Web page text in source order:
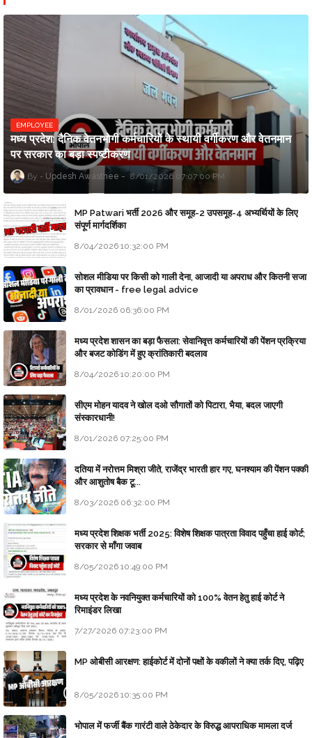
EMPLOYEE
मध्य प्रदेश: दैनिक वेतनभोगी कर्मचारियों के स्थायी वर्गीकरण और वेतनमान
पर सरकार का बड़ा स्पष्टीकरण
Updesh Awasthee 8/01/2026 07:07:00 PM
MP Patwari भर्ती 2026 और समूह-2 उपसमूह-4 अभ्यर्थियों के लिए
संपूर्ण मार्गदर्शिका
8/04/2026 10:32:00 PM
सोशल मीडिया पर किसी को गाली देना, आजादी या अपराध और कितनी सजा
का प्रावधान - free legal advice
8/01/2026 06:36:00 PM
मध्य प्रदेश शासन का बड़ा फैसला: सेवानिवृत्त कर्मचारियों की पेंशन प्रक्रिया
और बजट कोडिंग में हुए क्रांतिकारी बदलाव
8/04/2026 10:20:00 PM
सीएम मोहन यादव ने खोल दओ सौगातों को पिटारा, भैया, बदल जाएगी
संस्कारधानी!
8/01/2026 07:25:00 PM
दतिया में नरोत्तम मिश्रा जीते, राजेंद्र भारती हार गए, घनश्याम की पेंशन पक्की
और आशुतोष बैक टू...
8/03/2026 06:32:00 PM
मध्य प्रदेश शिक्षक भर्ती 2025: विशेष शिक्षक पात्रता विवाद पहुँचा हाई कोर्ट;
सरकार से माँगा जवाब
8/05/2026 10:49:00 PM
मध्य प्रदेश के नवनियुक्त कर्मचारियों को 100% वेतन हेतु हाई कोर्ट ने
रिमाइंडर लिखा
7/27/2026 07:23:00 PM
MP ओबीसी आरक्षण: हाईकोर्ट में दोनों पक्षों के वकीलों ने क्या तर्क दिए, पढ़िए
8/05/2026 10:35:00 PM
भोपाल में फर्जी बैंक गारंटी वाले ठेकेदार के विरुद्ध आपराधिक मामला दर्ज